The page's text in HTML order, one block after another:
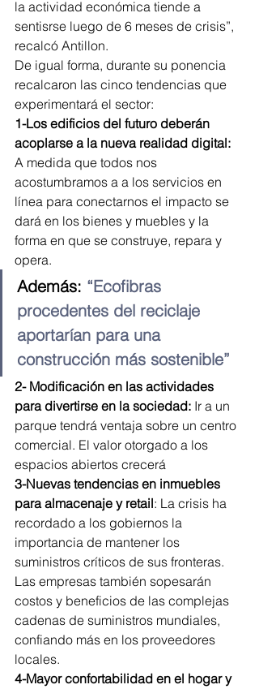
la actividad económica tiende a
sentisrse luego de 6 meses de crisis”,
recalcó Antillon.
De igual forma, durante su ponencia
recalcaron las cinco tendencias que
experimentará el sector:
1-Los edificios del futuro deberán
acoplarse a la nueva realidad digital:
A medida que todos nos
acostumbramos a a los servicios en
línea para conectarnos el impacto se
dará en los bienes y muebles y la
forma en que se construye, repara y
opera.
Además: “Ecofibras
procedentes del reciclaje
aportarían para una
construcción más sostenible”
2- Modificación en las actividades
para divertirse en la sociedad: Ir a un
parque tendrá ventaja sobre un centro
comercial. El valor otorgado a los
espacios abiertos crecerá
3-Nuevas tendencias en inmuebles
para almacenaje y retail: La crisis ha
recordado a los gobiernos la
importancia de mantener los
suministros críticos de sus fronteras.
Las empresas también sopesarán
costos y beneficios de las complejas
cadenas de suministros mundiales,
confiando más en los proveedores
locales.
4-Mayor confortabilidad en el hogar y